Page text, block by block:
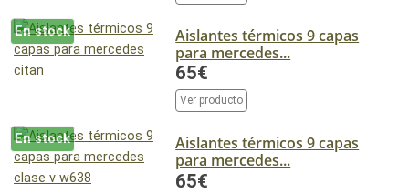
En stock
Aislantes térmicos 9 capas
para mercedes...
65€
Ver producto
En stock
Aislantes térmicos 9 capas
para mercedes...
65€